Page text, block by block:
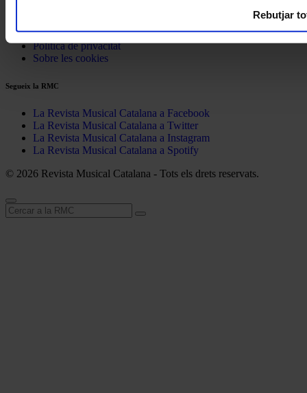
Rebutjar
Avís legal
Política de privacitat
Sobre les cookies
Segueix la RMC
La Revista Musical Catalana a Facebook
La Revista Musical Catalana a Twitter
La Revista Musical Catalana a Instagram
La Revista Musical Catalana a Spotify
© 2026 Revista Musical Catalana - Tots els drets reservats.
Cerca